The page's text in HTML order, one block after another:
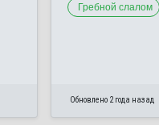
Гребной слалом
Обновлено 2 года назад